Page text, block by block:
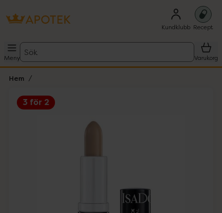
Kundklubb Recept
Meny
Sök
Varukorg
Hem
3 för 2
Lista: . Innehåller 3 objekt.